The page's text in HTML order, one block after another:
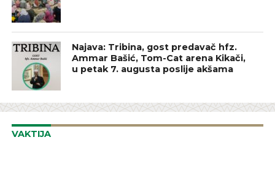
Najava: Tribina, gost predavač hfz.
Ammar Bašić, Tom-Cat arena Kikači,
u petak 7. augusta poslije akšama
VAKTIJA